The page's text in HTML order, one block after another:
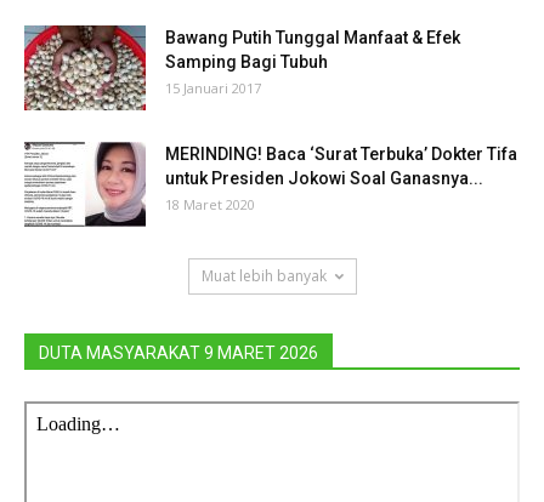
Bawang Putih Tunggal Manfaat & Efek
Samping Bagi Tubuh
15 Januari 2017
MERINDING! Baca ‘Surat Terbuka’ Dokter Tifa
untuk Presiden Jokowi Soal Ganasnya...
18 Maret 2020
Muat lebih banyak
DUTA MASYARAKAT 9 MARET 2026